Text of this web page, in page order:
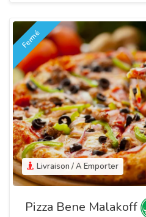
Livraison / A Emporter
Fermé
Pizza Bene Malakoff